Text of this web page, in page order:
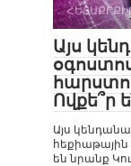
Այս
Ովքե՞ր
Այս
հեքիաթային
են նրանք